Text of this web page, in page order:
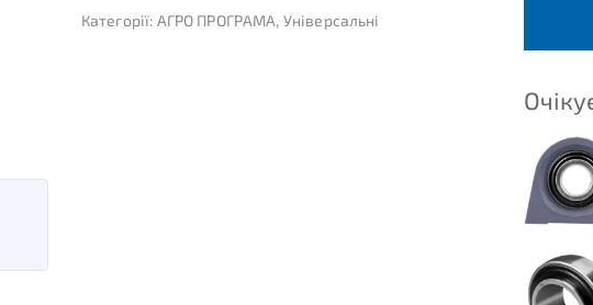
Категорії: АГРО ПРОГРАМА, Універсальні